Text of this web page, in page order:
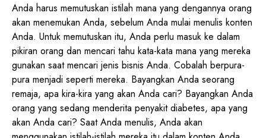
Anda harus memutuskan istilah mana yang dengannya orang
akan menemukan Anda, sebelum Anda mulai menulis konten
Anda. Untuk memutuskan itu, Anda perlu masuk ke dalam
pikiran orang dan mencari tahu kata-kata mana yang mereka
gunakan saat mencari jenis bisnis Anda. Cobalah berpura-
pura menjadi seperti mereka. Bayangkan Anda seorang
remaja, apa kira-kira yang akan Anda cari? Bayangkan Anda
orang yang sedang menderita penyakit diabetes, apa yang
akan Anda cari? Saat Anda menulis, Anda akan